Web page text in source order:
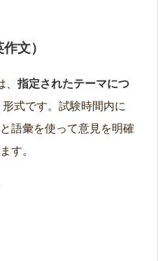
文）
指定されたテーマにつ
形式です。試験時間内に
語彙を使って意見を明確
す。